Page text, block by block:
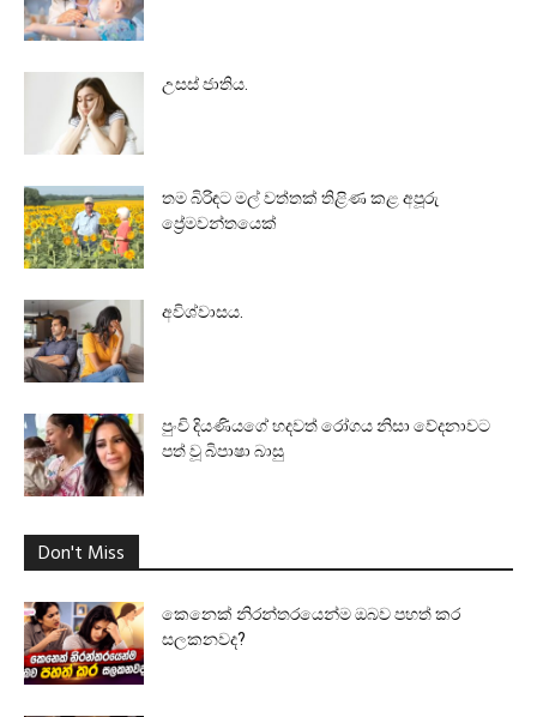
උසස් ජාතිය.
තම බිරිඳට මල් වත්තක් තිළිණ කළ අපූරු
ප්‍රේමවන්තයෙක්
අවිශ්වාසය.
පුංචි දියණියගේ හදවත් රෝගය නිසා වේදනාවට
පත් වූ බිපාෂා බාසු
Don't Miss
කෙනෙක් නිරන්තරයෙන්ම ඔබව පහත් කර
සලකනවද?